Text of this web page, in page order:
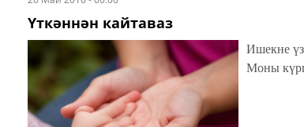
Үткәннән кайтаваз
Ишекне үз
Моны